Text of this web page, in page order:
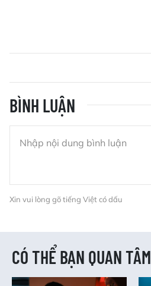
BÌNH LUẬN
Xin vui lòng gõ tiếng Việt có dấu
CÓ THỂ BẠN QUAN TÂM